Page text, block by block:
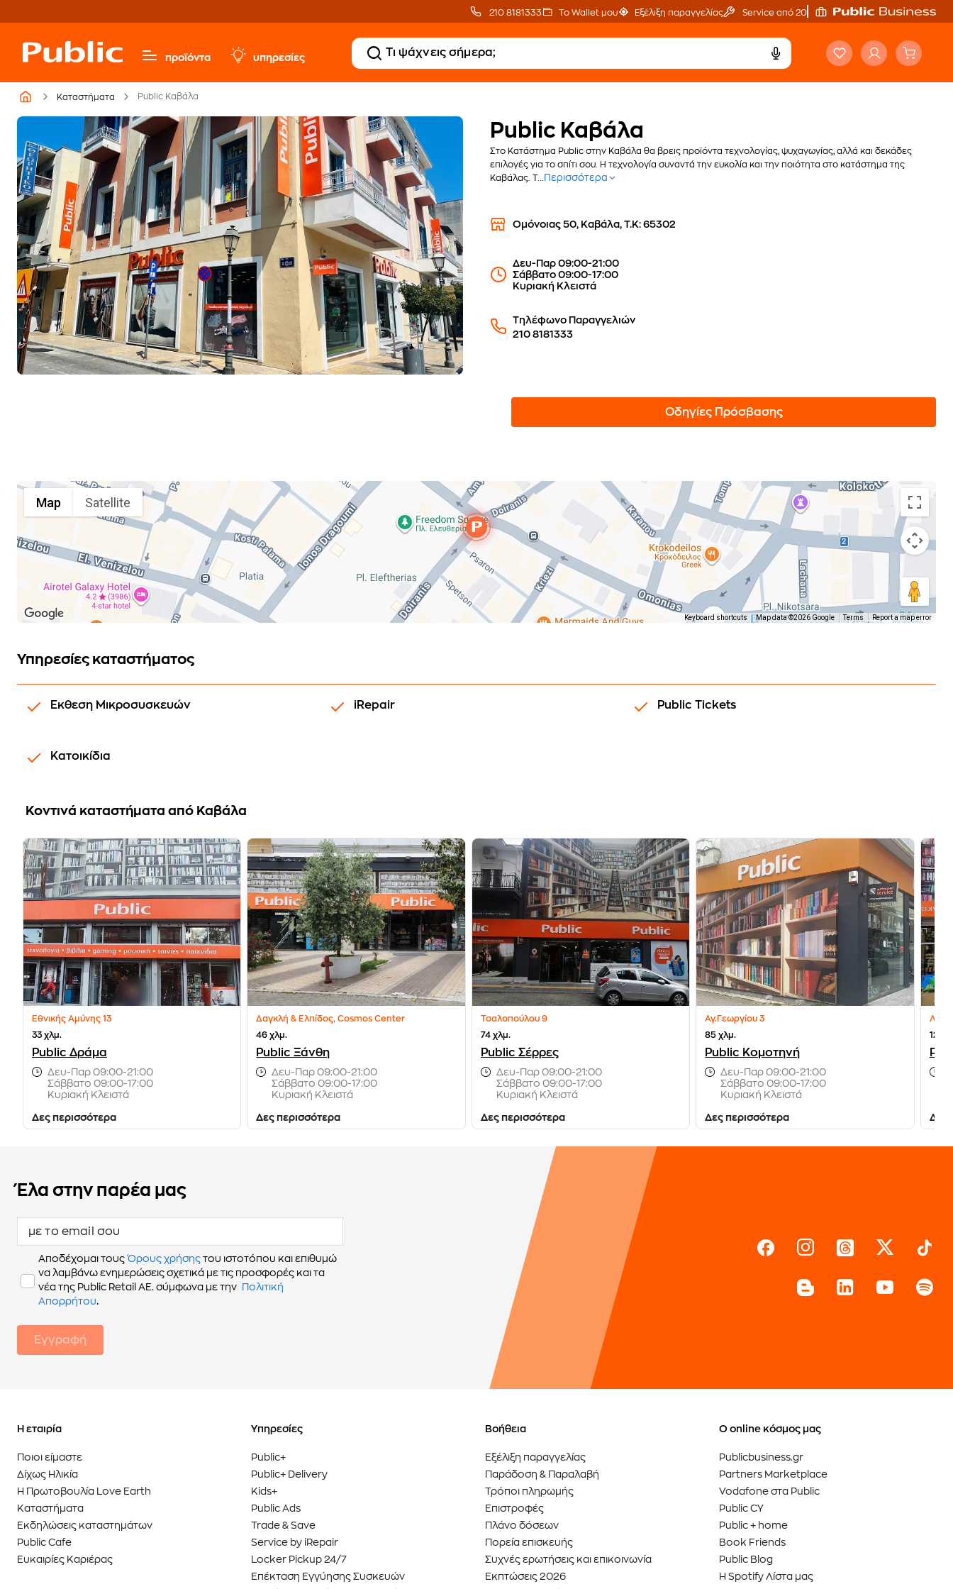
210 8181333 Το Wallet μου Εξέλιξη παραγγελίας Service από 20'
προϊόντα υπηρεσίες
Καταστήματα Public Καβάλα
Public Καβάλα
Στο Κατάστημα Public στην Καβάλα θα βρεις προϊόντα τεχνολογίας, ψυχαγωγίας, αλλά και δεκάδες
επιλογές για το σπίτι σου. Η τεχνολογία συναντά την ευκολία και την ποιότητα στο κατάστημα της
Καβάλας. Τ...
Περισσότερα
Ομόνοιας 50, Καβάλα, Τ.Κ: 65302
Δευ-Παρ 09:00-21:00
Σάββατο 09:00-17:00
Κυριακή Κλειστά
Τηλέφωνο Παραγγελιών
210 8181333
Οδηγίες Πρόσβασης
Map Satellite
Keyboard shortcuts Map data ©2026 Google Terms Report a map error
Υπηρεσίες καταστήματος
Εκθεση Μικροσυσκευών iRepair Public Tickets
Κατοικίδια
Koντινά καταστήματα από Καβάλα
Εθνικής Αμύνης 13
33 χλμ.
Public Δράμα
Δευ-Παρ 09:00-21:00
Σάββατο 09:00-17:00
Κυριακή Κλειστά
Δες περισσότερα
Δαγκλή & Ελπίδος, Cosmos Center
46 χλμ.
Public Ξάνθη
Δευ-Παρ 09:00-21:00
Σάββατο 09:00-17:00
Κυριακή Κλειστά
Δες περισσότερα
Τσαλοπούλου 9
74 χλμ.
Public Σέρρες
Δευ-Παρ 09:00-21:00
Σάββατο 09:00-17:00
Κυριακή Κλειστά
Δες περισσότερα
Αγ.Γεωργίου 3
85 χλμ.
Public Κομοτηνή
Δευ-Παρ 09:00-21:00
Σάββατο 09:00-17:00
Κυριακή Κλειστά
Δες περισσότερα
123
Δες
Έλα στην παρέα μας
με το email σου
Αποδέχομαι τους Όρους χρήσης του ιστοτόπου και επιθυμώ
να λαμβάνω ενημερώσεις σχετικά με τις προσφορές και τα
νέα της Public Retail AE. σύμφωνα με την
Πολιτική
Απορρήτου.
Εγγραφή
Η εταιρία
Ποιοι είμαστε
Δίχως Ηλικία
Η Πρωτοβουλία Love Earth
Καταστήματα
Εκδηλώσεις καταστημάτων
Public Cafe
Ευκαιρίες Καριέρας
Υπηρεσίες
Public+
Public+ Delivery
Kids+
Public Ads
Trade & Save
Service by iRepair
Locker Pickup 24/7
Επέκταση Εγγύησης Συσκευών
Βοήθεια
Εξέλιξη παραγγελίας
Παράδοση & Παραλαβή
Τρόποι πληρωμής
Επιστροφές
Πλάνο δόσεων
Πορεία επισκευής
Συχνές ερωτήσεις και επικοινωνία
Εκπτώσεις 2026
Ο online κόσμος μας
Publicbusiness.gr
Partners Marketplace
Vodafone στα Public
Public CY
Public + home
Book Friends
Public Blog
Η Spotify Λίστα μας